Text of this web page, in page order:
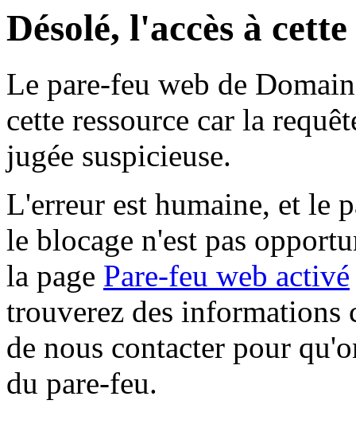
Désolé, l'accès à
Le pare-feu web de
cette ressource car la
jugée suspicieuse.
L'erreur est humaine, et le
le blocage n'est pas
la page Pare-feu web activé
trouverez des informations
de nous contacter pour
du pare-feu.